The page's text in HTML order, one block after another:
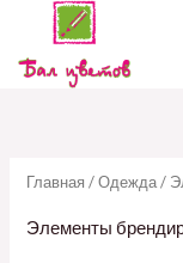
Перейти
содержимому
Главная /Одежда/
Элементы